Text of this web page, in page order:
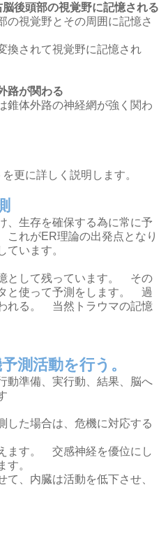
後頭部の視覚野に記憶される
の視覚野とその周囲に記憶さ
換されて視覚野に記憶され
路が関わる
錐体外路の神経網が強く関わ
更に詳しく説明します。
、生存を確保する為に常に予
れがER理論の出発点となり
ています。
として残っています。 その
と使って予測をします。 過
れる。 当然トラウマの記憶
測活動を行う。
動準備、実行動、結果、脳へ
した場合は、危機に対応する
ます。 交感神経を優位にし
す。
、内臓は活動を低下させ、